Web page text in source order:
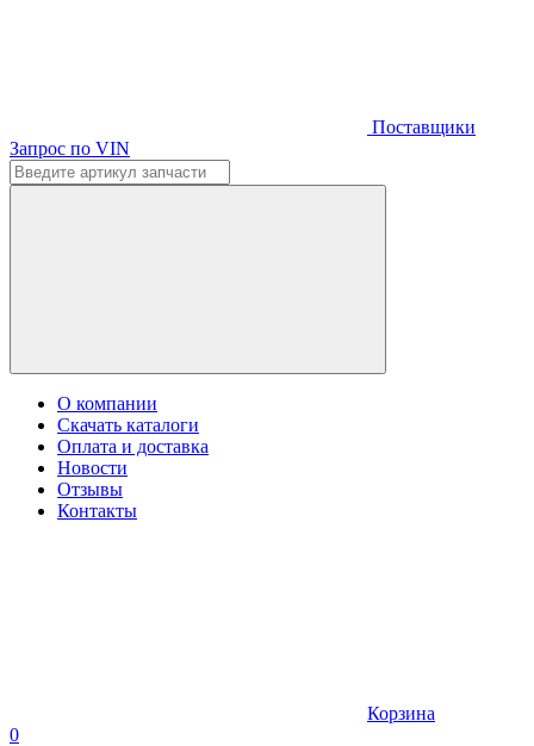
Поставщики
Запрос по VIN
О компании
Скачать каталоги
Оплата и доставка
Новости
Отзывы
Контакты
Корзина
0